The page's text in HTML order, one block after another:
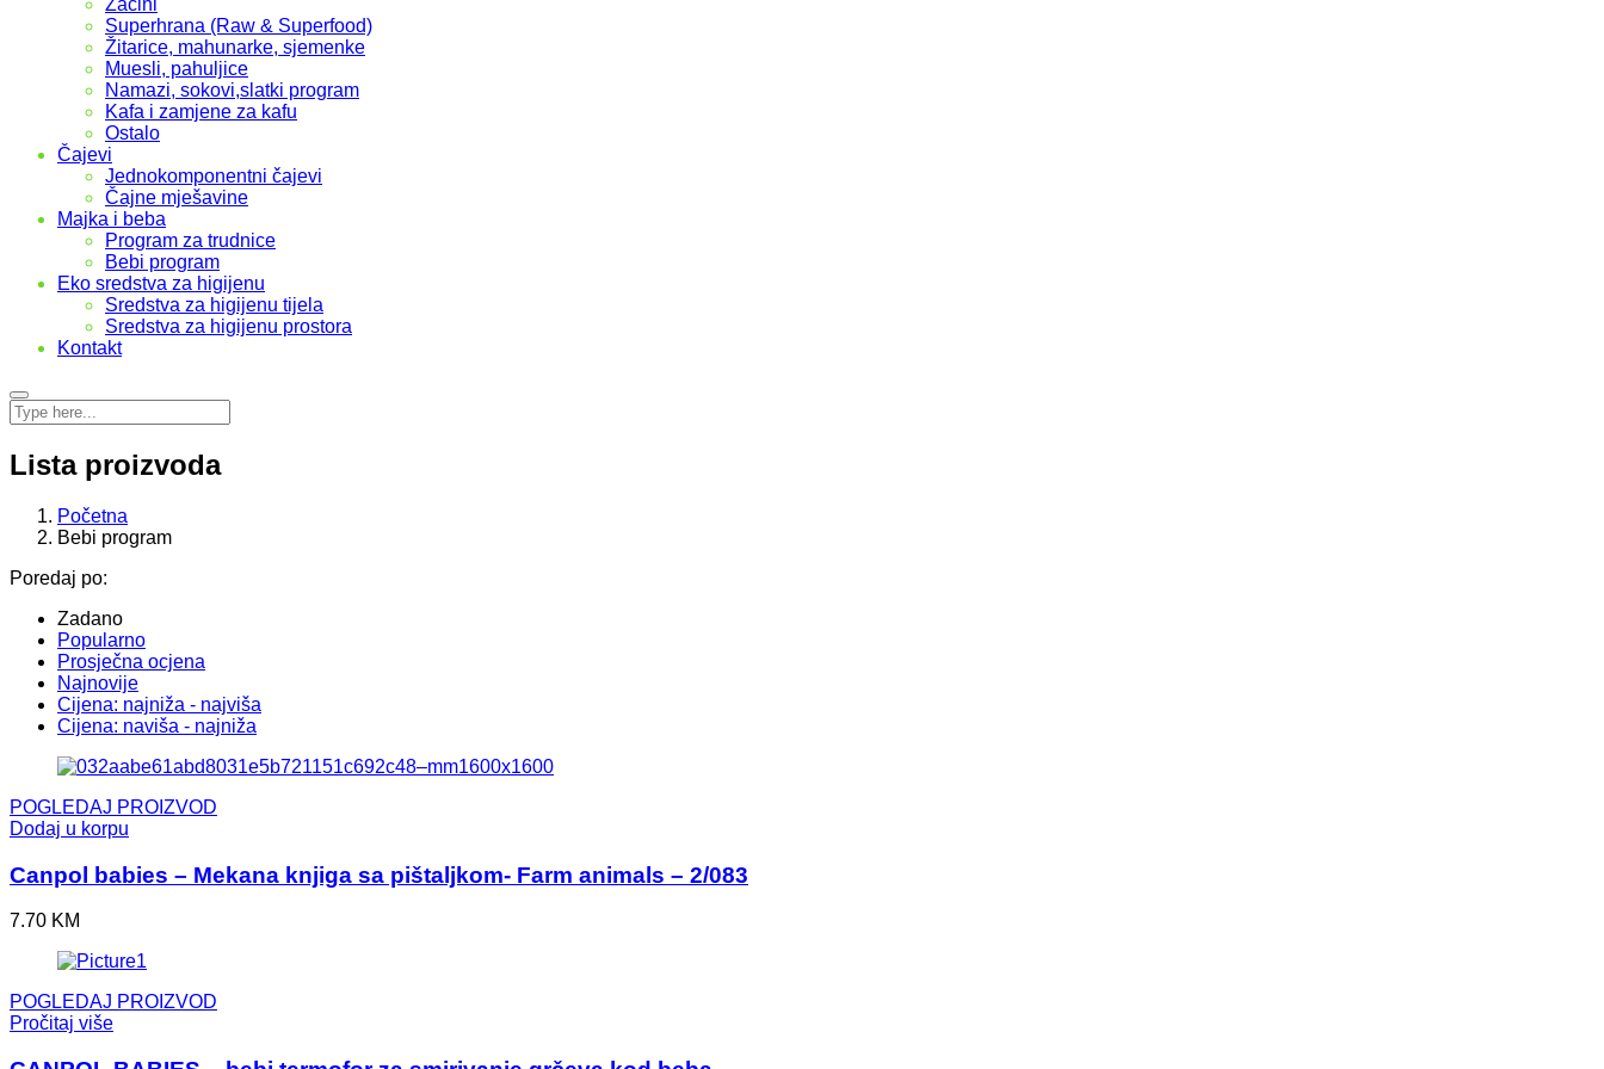
Začini
Superhrana (Raw & Superfood)
Žitarice, mahunarke, sjemenke
Muesli, pahuljice
Namazi, sokovi,slatki program
Kafa i zamjene za kafu
Ostalo
Čajevi
Jednokomponentni čajevi
Čajne mješavine
Majka i beba
Program za trudnice
Bebi program
Eko sredstva za higijenu
Sredstva za higijenu tijela
Sredstva za higijenu prostora
Kontakt
Lista proizvoda
Početna
Bebi program
Poredaj po:
Zadano
Popularno
Prosječna ocjena
Najnovije
Cijena: najniža - najviša
Cijena: naviša - najniža
POGLEDAJ PROIZVOD
Dodaj u korpu
Canpol babies – Mekana knjiga sa pištaljkom- Farm animals – 2/083
7.70 KM
POGLEDAJ PROIZVOD
Pročitaj više